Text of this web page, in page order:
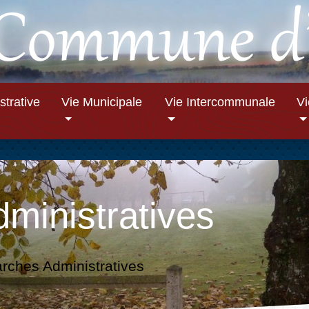
Vie Municipale Vie Intercommunale
Administratives